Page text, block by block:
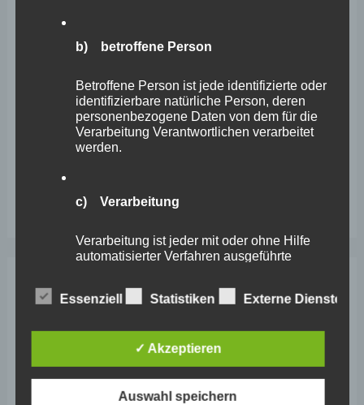
Wefelscheid lehnt Verfassungsänderung ab
VfL Kesselheim e.V. bittet Stadt um Unterstützung bei
Sanierung des Sportplatzes
Engstelle in Aachener Straße – Wefelscheid: „Rübenach
erstickt im Verkehr“
Wefelscheid bei 3-jährigem Jubiläum von Particura
Archiv
März 2026
b) betroffene Person
Betroffene Person ist jede identifizierte oder
identifizierbare natürliche Person, deren
personenbezogene Daten von dem für die
Verarbeitung Verantwortlichen verarbeitet
werden.
c) Verarbeitung
Verarbeitung ist jeder mit oder ohne Hilfe
automatisierter Verfahren ausgeführte
Zusammenhang mit personenbezogenen
Daten wie das Erheben, das Erfassen, die
die Anpassung oder Veränderung, das
Auslesen, das Abfragen, die Verwendung,
die Offenlegung durch Übermittlung,
Verbreitung oder eine andere Form der
Bereitstellung, den Abgleich oder die
Essenziell Statistiken Externe Dienste
✓ Akzeptieren
Auswahl speichern